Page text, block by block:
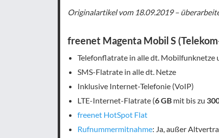
Originalartikel vom 18.09.2019 –
freenet Magenta Mobil S
Telefonflatrate in alle dt. Mobilfunknetze
SMS-Flatrate in alle dt. Netze
Inklusive Internet-Telefonie (VoIP)
LTE-Internet-Flatrate (6 GB mit bis zu
freenet HotSpot Flat
Rufnummermitnahme: Ja, außer